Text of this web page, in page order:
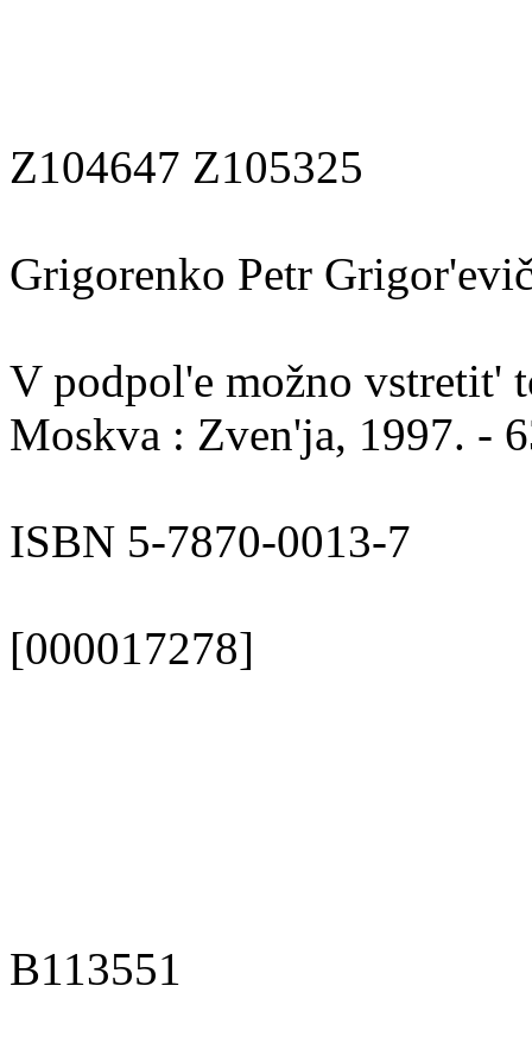
Z104647 Z105325
Grigorenko Petr
V podpol'e možno vstretit'
Moskva : Zven'ja, 1997. -
ISBN 5-7870-0013-7
[000017278]
B113551